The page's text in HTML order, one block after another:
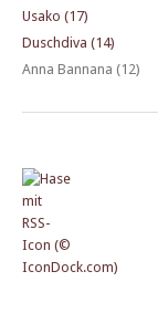
Usako (17)
Duschdiva (14)
Anna Bannana (12)